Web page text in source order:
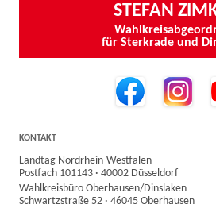
STEFAN
für Sterkrade und
KONTAKT
Landtag Nordrhein-Westfalen
Postfach 101143 · 40002 Düsseldorf
Wahlkreisbüro Oberhausen/Dinslaken
Schwartzstraße 52 · 46045 Oberhausen